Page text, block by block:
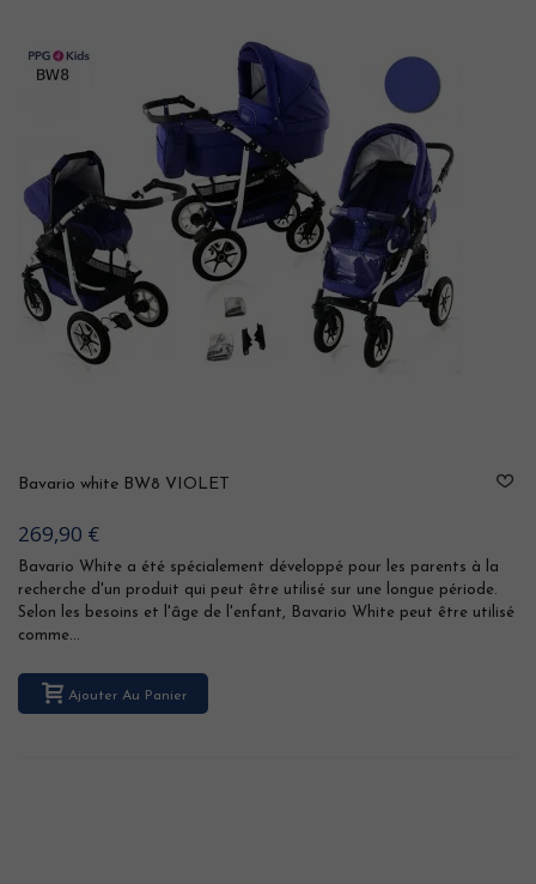
Bavario white BW8 VIOLET
269,90 €
Bavario White a été spécialement développé pour les parents à la
recherche d'un produit qui peut être utilisé sur une longue période.
Selon les besoins et l'âge de l'enfant, Bavario White peut être utilisé
comme...
Ajouter Au Panier